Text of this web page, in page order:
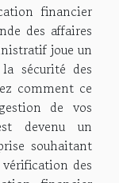
financier
des affaires
joue un
sécurité des
comment ce
de vos
devenu un
souhaitant
des